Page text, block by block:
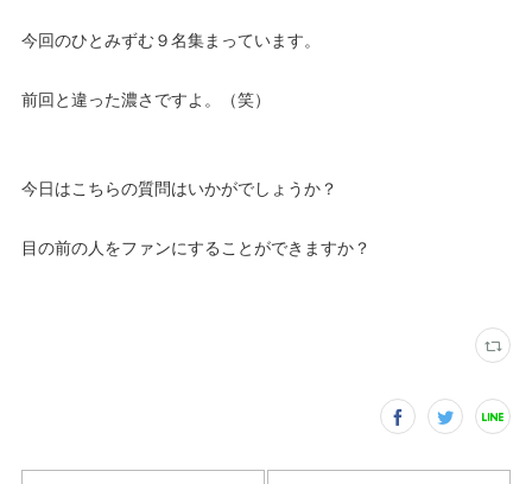
今回のひとみずむ９名集まっています。
前回と違った濃さですよ。（笑）
今日はこちらの質問はいかがでしょうか？
目の前の人をファンにすることができますか？